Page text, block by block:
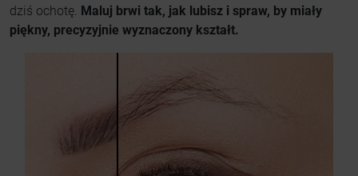
dziś ochotę. Maluj brwi tak, jak lubisz i spraw, by miały
piękny, precyzyjnie wyznaczony kształt.